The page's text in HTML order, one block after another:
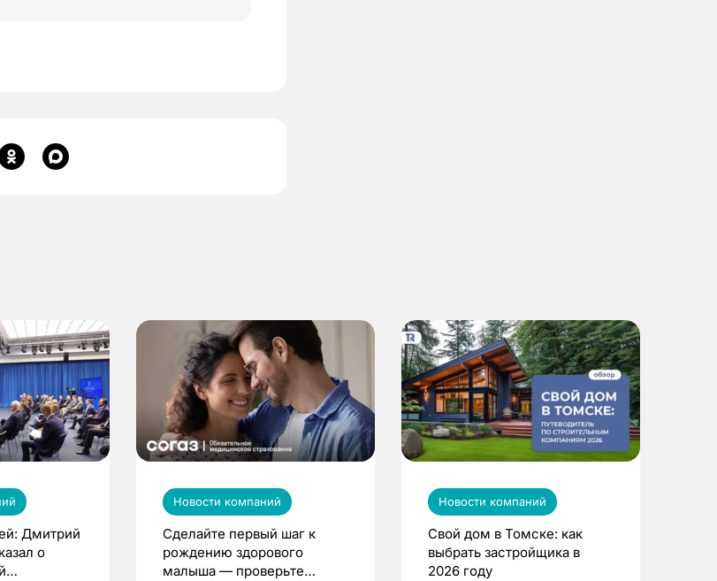
Дмитрий
о
Новости компаний
Сделайте первый шаг к
рождению здорового
малыша — проверьте
Новости компаний
Свой дом в Томске: как
выбрать застройщика в
2026 году